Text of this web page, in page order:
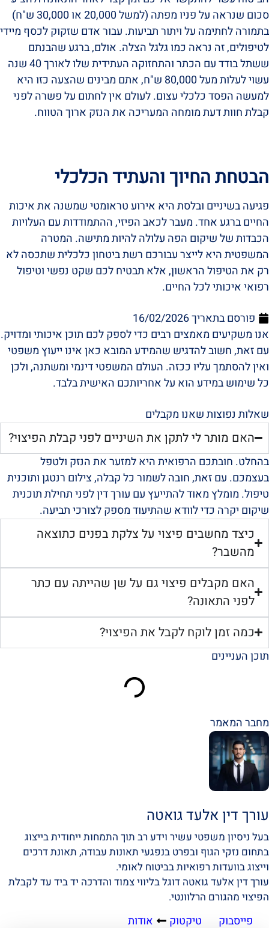
סכום שנראה על פניו מפתה (למשל 20,000 או 30,000 ש"ח)
בתמורה לחתימה על ויתור תביעות. עבור אדם שזקוק לכסף מיידי
לטיפולים, זה נראה כמו גלגל הצלה. אולם, ברגע שהבנתם
ששתל בודד עם הכתר והתחזוקה העתידית שלו לאורך 40 שנה
עשוי לעלות מעל 80,000 ש"ח, אתם מבינים שהצעה כזו היא
למעשה הפסד כלכלי עצום. לעולם אין לחתום על פשרה לפני
קבלת חוות דעת מומחה המעריכה את הנזק ארוך הטווח.
הבטחת החיוך והעתיד הכלכלי
פגיעה בשיניים ובלסת היא אירוע טראומטי שמשנה את איכות
החיים ברגע אחד. מעבר לכאב הפיזי, ההתמודדות עם העלויות
הכבדות של שיקום הפה עלולה להיות מתישה. המטרה
המשפטית היא לייצר עבורכם רשת ביטחון כלכלית שתכסה לא
רק את הטיפול הראשון, אלא תבטיח לכם שקט נפשי וטיפול
רפואי איכותי לכל החיים.
פורסם בתאריך16/02/2026
אנו משקיעים מאמצים רבים כדי לספק לכם תוכן איכותי ומדויק.
עם זאת, חשוב להדגיש שהמידע המובא כאן אינו ייעוץ משפטי
ואין להסתמך עליו ככזה. העולם המשפטי דינמי ומשתנה, ולכן
כל שימוש במידע הוא על אחריותכם האישית בלבד.
שאלות נפוצות שאנו מקבלים
האם מותר לי לתקן את השיניים לפני קבלת הפיצוי?
בהחלט. חובתכם הרפואית היא למזער את הנזק ולטפל
בעצמכם. עם זאת, חובה לשמור כל קבלה, צילום רנטגן ותוכנית
טיפול. מומלץ מאוד להתייעץ עם עורך דין לפני תחילת תוכנית
שיקום יקרה כדי לוודא שהתיעוד מספק לצורכי תביעה.
כיצד מחשבים פיצוי על צלקת בפנים כתוצאה
מהשבר?
האם מקבלים פיצוי גם על שן שהייתה עם כתר
לפני התאונה?
כמה זמן לוקח לקבל את הפיצוי?
תוכן העניינים
מחבר המאמר
עורך דין אלעד גואטה
בעל ניסיון משפטי עשיר וידע רב תוך התמחות ייחודית בייצוג
בתחום נזקי הגוף ובפרט בנפגעי תאונות עבודה, תאונת דרכים
וייצוג בוועדות רפואיות בביטוח לאומי.
עורך דין אלעד גואטה דוגל בליווי צמוד והדרכה יד ביד עד לקבלת
הפיצוי מהגורם הרלוונטי.
פייסבוק טיקטוק
אודות